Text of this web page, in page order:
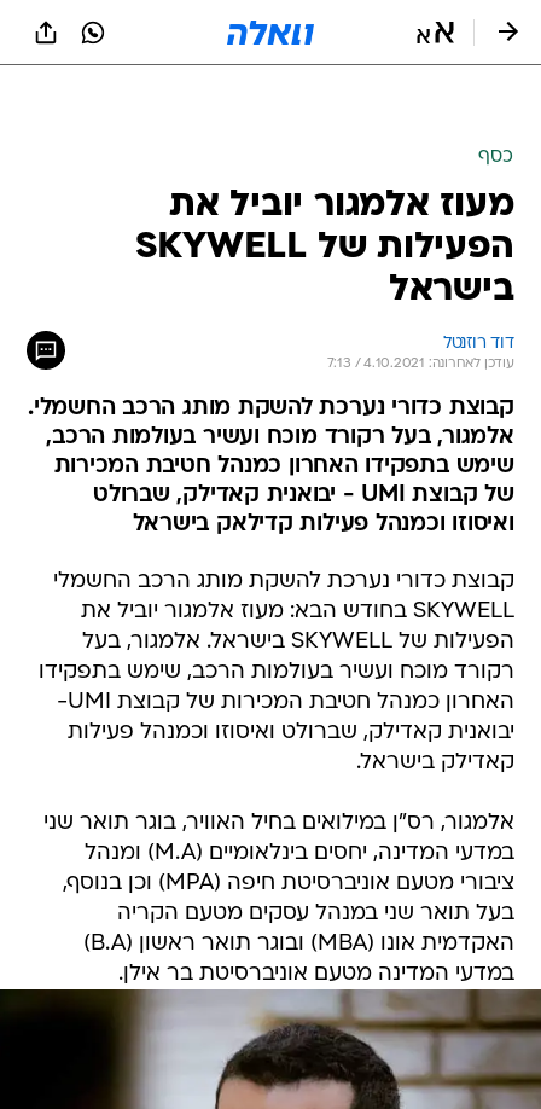
כסף
מעוז אלמגור יוביל את
הפעילות של SKYWELL
בישראל
דוד רוזנטל
עודכן לאחרונה: 4.10.2021 / 7:13
קבוצת כדורי נערכת להשקת מותג הרכב החשמלי.
אלמגור, בעל רקורד מוכח ועשיר בעולמות הרכב,
שימש בתפקידו האחרון כמנהל חטיבת המכירות
של קבוצת UMI - יבואנית קאדילק, שברולט
ואיסוזו וכמנהל פעילות קדילאק בישראל
קבוצת כדורי נערכת להשקת מותג הרכב החשמלי
SKYWELL בחודש הבא: מעוז אלמגור יוביל את
הפעילות של SKYWELL בישראל. אלמגור, בעל
רקורד מוכח ועשיר בעולמות הרכב, שימש בתפקידו
האחרון כמנהל חטיבת המכירות של קבוצת UMI-
יבואנית קאדילק, שברולט ואיסוזו וכמנהל פעילות
קאדילק בישראל.
אלמגור, רס"ן במילואים בחיל האוויר, בוגר תואר שני
במדעי המדינה, יחסים בינלאומיים (M.A) ומנהל
ציבורי מטעם אוניברסיטת חיפה (MPA) וכן בנוסף,
בעל תואר שני במנהל עסקים מטעם הקריה
האקדמית אונו (MBA) ובוגר תואר ראשון (B.A)
במדעי המדינה מטעם אוניברסיטת בר אילן.